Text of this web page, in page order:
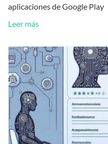
aplicaciones de Google Play
Leer más